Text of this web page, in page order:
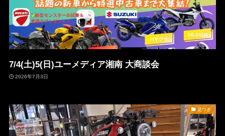
7/4(土)5(日)ユーメディア湘南 大商談会
2026年7月3日
足つき